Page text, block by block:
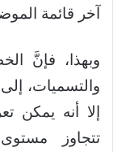
آخر قائمة
وبهذا، فإنَّ
والتسميات،
إلا أنه يمكن
تتجاوز مستوى